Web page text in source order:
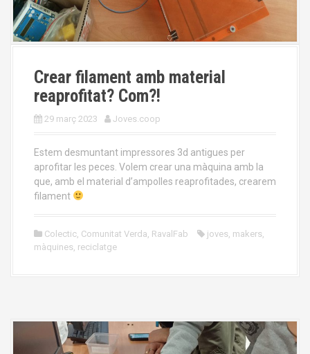
Crear filament amb material
reaprofitat? Com?!
29 març 2023 Joves.coop
Estem desmuntant impressores 3d antigues per
aprofitar les peces. Volem crear una màquina amb la
que, amb el material d’ampolles reaprofitades, crearem
filament
Colectic Comunitat Verda RavalFab joves makers
màquines reciclatge